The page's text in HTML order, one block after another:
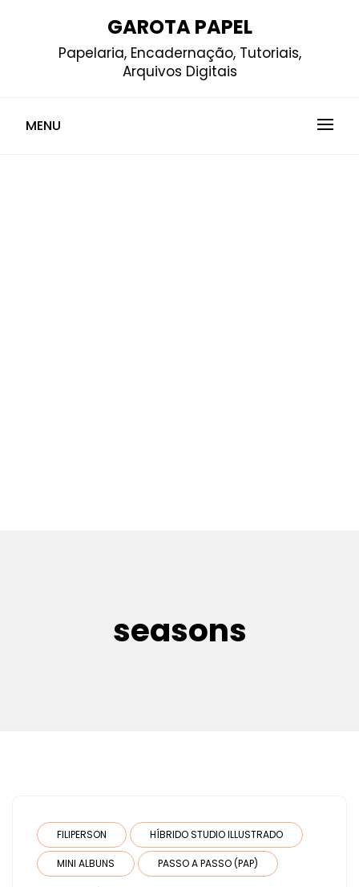
GAROTA PAPEL
Papelaria, Encadernação, Tutoriais,
Arquivos Digitais
MENU
seasons
FILIPERSON HÍBRIDO STUDIO ILLUSTRADO
MINI ALBUNS PASSO A PASSO (PAP)